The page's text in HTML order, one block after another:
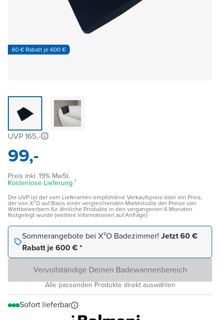
60 € Rabatt je 600 €
UVP 165,-
99,-
Preis inkl. 19% MwSt.
Kostenlose Lieferung ¹
Die UVP ist der vom Lieferanten empfohlene Verkaufspreis oder ein Preis,
der von X²O auf Basis einer vergleichenden Marktstudie der Preise von
Wettbewerbern für ähnliche Produkte in den vergangenen 6 Monaten
festgelegt wurde (weitere Informationen auf Anfrage)
Sommerangebote bei X²O Badezimmer! Jetzt 60 €
Rabatt je 600 € *
Vervollständige Deinen Badewannenbereich
Alle passenden Produkte direkt auswählen
Sofort lieferbar